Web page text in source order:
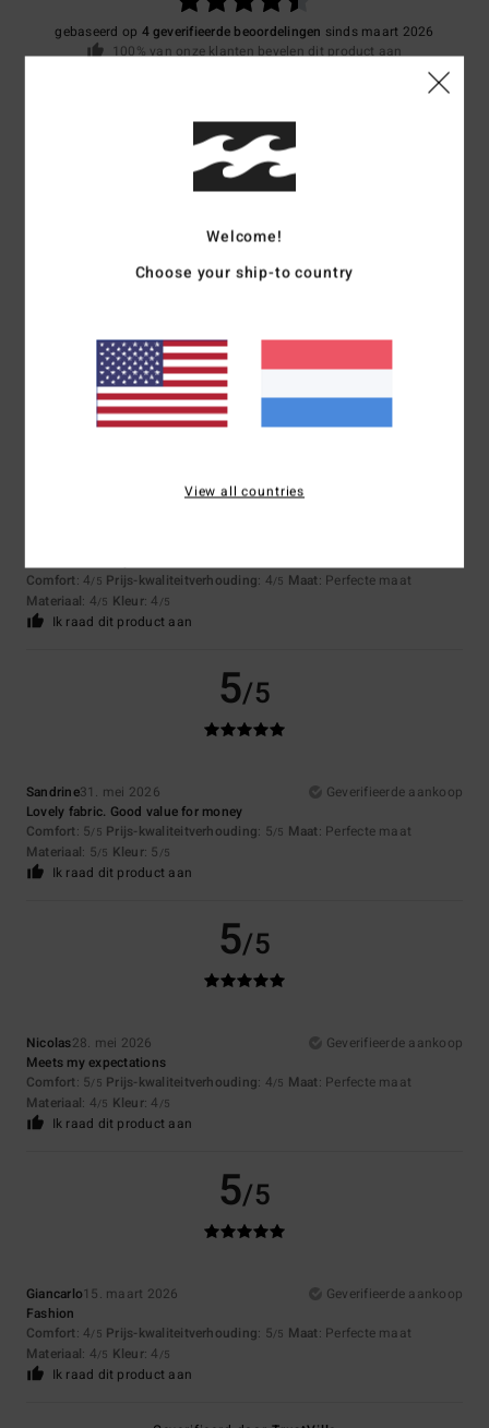
gebaseerd op 4 geverifieerde beoordelingen sinds maart 2026
100% van onze klanten bevelen dit product aan
Te groot
4
Comfort: 4/5 Prijs-kwaliteitverhouding: 4/5 Maat: Perfecte maat
Materiaal: 4/5 Kleur: 4 /5
Ik raad dit product aan
5/5
Sandrine31. mei 2026
Geverifieerde aankoop
Lovely fabric. Good value for money
Comfort: 5/5 Prijs-kwaliteitverhouding: 5/5 Maat: Perfecte maat
Materiaal: 5/5 Kleur: 5 /5
Ik raad dit product aan
5/5
Nicolas28. mei 2026
Geverifieerde aankoop
Meets my expectations
Comfort: 5/5 Prijs-kwaliteitverhouding: 4/5 Maat: Perfecte maat
Materiaal: 4/5 Kleur: 4 /5
Ik raad dit product aan
5/5
Giancarlo15. maart 2026
Geverifieerde aankoop
Fashion
Comfort: 4/5 Prijs-kwaliteitverhouding: 5/5 Maat: Perfecte maat
Materiaal: 4/5 Kleur: 4 /5
Ik raad dit product aan
Welcome!
Choose your ship-to country
View all countries